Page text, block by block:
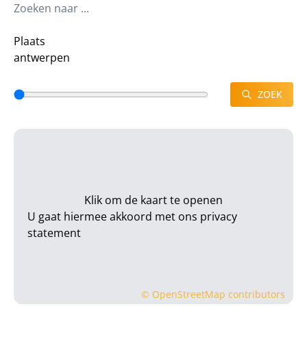
Plaats
ZOEK
Klik om de kaart te openen
U gaat hiermee akkoord met ons privacy
statement
© OpenStreetMap contributors